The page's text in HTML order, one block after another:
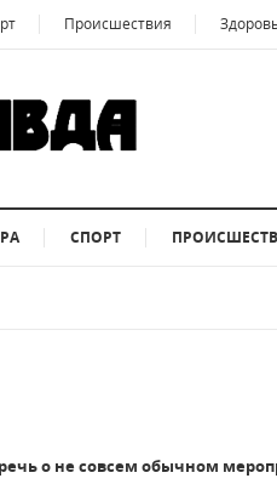
Происшествия
СПОРТ
о не совсем обычном